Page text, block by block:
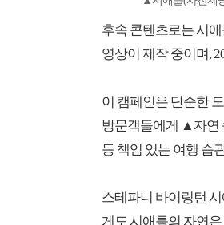
후속 콘텐츠로는 시
영상이 제작 중이며,
이 캠페인은 단순한
방문객들에게 ▲자연
등 책임 있는 여행 습
스테파니 바이링턴
게도 시애틀의 자연